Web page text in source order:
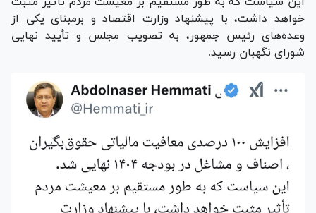
خواهد داشت، با پیشنهاد وزارت اقتصاد و برمبنای یکی از
وعده‌های رئیس جمهور، به تصویب مجلس و تأیید نهایی
شورای نگهبان رسید.